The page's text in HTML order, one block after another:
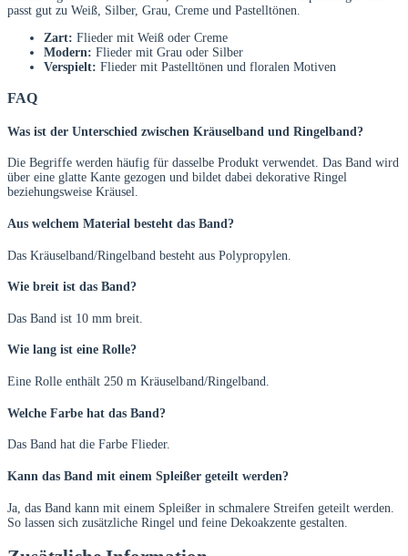
passt gut zu Weiß, Silber, Grau, Creme und Pastelltönen.
Zart: Flieder mit Weiß oder Creme
Modern: Flieder mit Grau oder Silber
Verspielt: Flieder mit Pastelltönen und floralen Motiven
FAQ
Was ist der Unterschied zwischen Kräuselband und Ringelband?
Die Begriffe werden häufig für dasselbe Produkt verwendet. Das Band wird
über eine glatte Kante gezogen und bildet dabei dekorative Ringel
beziehungsweise Kräusel.
Aus welchem Material besteht das Band?
Das Kräuselband/Ringelband besteht aus Polypropylen.
Wie breit ist das Band?
Das Band ist 10 mm breit.
Wie lang ist eine Rolle?
Eine Rolle enthält 250 m Kräuselband/Ringelband.
Welche Farbe hat das Band?
Das Band hat die Farbe Flieder.
Kann das Band mit einem Spleißer geteilt werden?
Ja, das Band kann mit einem Spleißer in schmalere Streifen geteilt werden.
So lassen sich zusätzliche Ringel und feine Dekoakzente gestalten.